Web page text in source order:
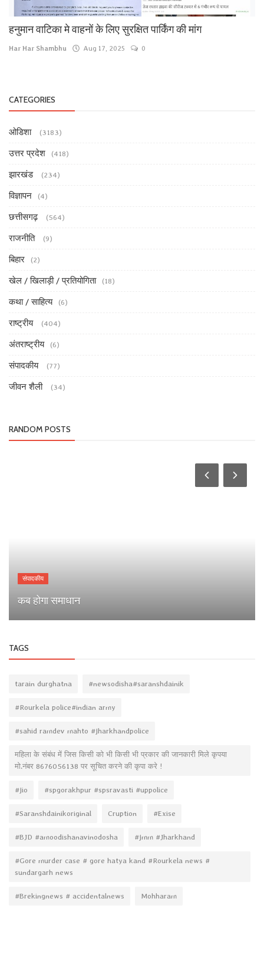
हनुमान वाटिका मे वाहनों के लिए सुरक्षित पार्किंग की मांग
Har Har Shambhu Aug 17, 2025 0
CATEGORIES
ओडिशा (3183)
उत्तर प्रदेश (418)
झारखंड (234)
विज्ञापन (4)
छत्तीसगढ़ (564)
राजनीति (9)
बिहार (2)
खेल / खिलाड़ी / प्रतियोगिता (18)
कथा / साहित्य (6)
राष्ट्रीय (404)
अंतराष्ट्रीय (6)
संपादकीय (77)
जीवन शैली (34)
RANDOM POSTS
संपादकीय
कब होगा समाधान
TAGS
tarain durghatna #newsodisha#saranshdainik
#Rourkela police#indian army
#sahid ramdev mahto #jharkhandpolice
महिला के संबंध में जिस किसी को भी किसी भी प्रकार की जानकारी मिले कृपया
मो.नंबर 8676056138 पर सूचित करने की कृपा करे !
#jio #spgorakhpur #spsravasti #uppolice
#Saranshdainikoriginal Cruption #Exise
#BJD #amoodishanavinodosha #jmm #Jharkhand
#Gore murder case # gore hatya kand #Rourkela news #
sundargarh news
#Brekingnews # accidentalnews Mohharam